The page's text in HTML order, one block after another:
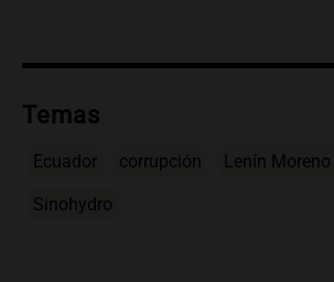
Temas
Ecuador corrupción Lenín Moreno
Sinohydro